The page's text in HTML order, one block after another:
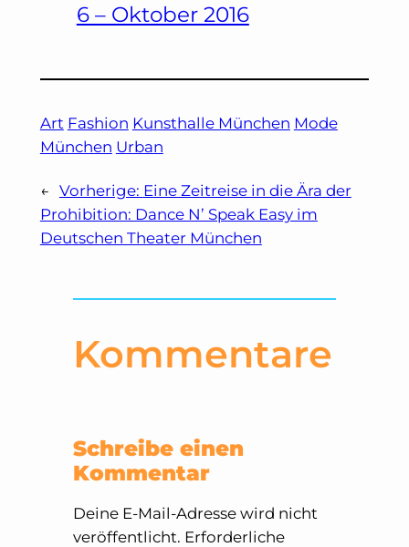
6 – Oktober 2016
Art Fashion Kunsthalle München Mode
München Urban
← Vorherige: Eine Zeitreise in die Ära der
Prohibition: Dance N’ Speak Easy im
Deutschen Theater München
Kommentare
Schreibe einen
Kommentar
Deine E-Mail-Adresse wird nicht
veröffentlicht. Erforderliche